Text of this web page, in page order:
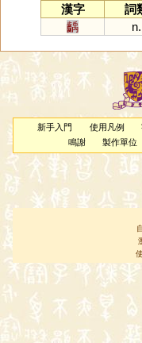
漢字
詞
齲
n.
新手入門 使用凡例
鳴謝
製作單位